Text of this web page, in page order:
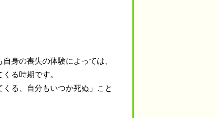
身の喪失の体験によっては、
る時期です。
る、自分もいつか死ぬ」こと